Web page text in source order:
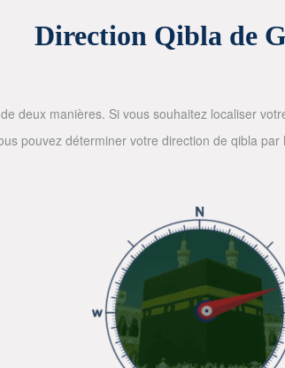
Direction Qibla de
deux manières. Si vous souhaitez localiser
pouvez déterminer votre direction de qibla